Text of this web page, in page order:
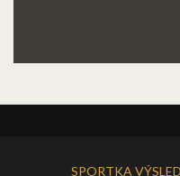
SPORTKA